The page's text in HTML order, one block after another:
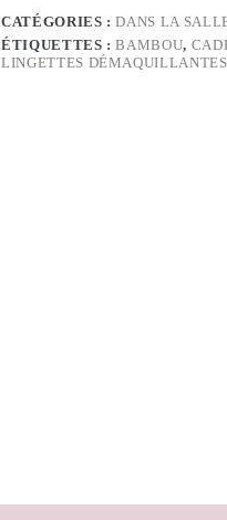
CATÉGORIES :DANS LA
ÉTIQUETTES :BAMBOU,
LINGETTES DÉMAQUILLANTES